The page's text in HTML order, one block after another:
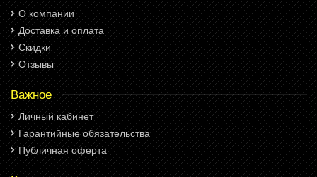
О компании
Доставка и оплата
Скидки
Отзывы
Важное
Личный кабинет
Гарантийные обязательства
Публичная оферта